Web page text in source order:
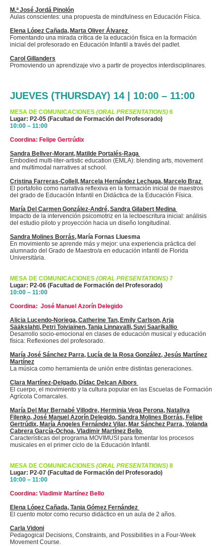
M.ª José Jordá Pinolón
Aulas conscientes: una propuesta de mindfulness en Educación Física.
Elena López Cañada, Marta Oliver Álvarez
Fomentando una mirada crítica de la educación física en la formación
inicial del profesorado en Educación Infantil a través del padlet
Carol Gillanders
Promoviendo un aprendizaje vivo a partir de proyectos interdisciplinares.
JUEVES (THURSDAY) 14 | 10:00 – 11:00
MESA DE COMUNICACIONES (ORAL PRESENTATIONS) 6
Lugar: P2-05 (Facultad de Formación del Profesorado)
10:00 – 11:00
Coordina: Felipe Gertrúdix
Sandra Bellver-Morant, Matilde Portalés-Raga
Embodied multi-liter-artistic education (EMLA): blending arts, movement
and multimodal narratives at school.
Cristina Farreras-Collell, Marcela Hernández Lechuga, Marcelo Braz
El portafolio como narrativa reflexiva en la formación inicial de maestros
del grado de Educación Infantil en Didáctica de la Educación Física.
María Del Carmen González-André, Sandra Gilabert Medina
Impacto de la intervención psicomotriz en la lectoescritura inicial: análisis
del estudio piloto y proyección hacia un diseño longitudinal.
Sandra Molines Borrás, María Fornas Lluesma
En movimiento se aprende más y mejor: una experiencia práctica del
alumnado del Grado de Maestro/a en educación infantil de Florida
Universitària
MESA DE COMUNICACIONES (ORAL PRESENTATIONS) 7
Lugar: P2-06 (Facultad de Formación del Profesorado)
10:00 – 11:00
Coordina: José Manuel Azorín Delegido
Alicia Lucendo-Noriega, Catherine Tan, Emily Carlson,Arja
Sääkslahti, Petri Toiviainen,Tanja Linnavalli,Suvi Saarikallio
Desarrollo socio-emocional en clases de educación musical y educación
física: Reflexiones del profesorado.
María José Sánchez Parra, Lucía de la Rosa González, Jesús Martínez
Martínez
La música como herramienta de unión entre distintas generaciones.
Clara Martínez-Delgado,Dídac Delcan Albors
El cuerpo, el movimiento y la cultura popular en las Escuelas de Formación
Agrícola Comarcales.
María Del Mar Bernabé Villodre, Herminia Vega Perona, Nataliya
Filenko, José Manuel Azorín Delegido, Sandra Molines Borrás, Felipe
Gertrúdix, María Ángeles Fernández Vilar, Mar Sánchez Parra, Yolanda
Cabrera García-Ochoa, Vladimir Martínez Bello
Características del programa MOVIMUSI para fomentar los procesos
musicales en el primer ciclo de la Educación Infantil.
MESA DE COMUNICACIONES (ORAL PRESENTATIONS) 8
Lugar: P2-07 (Facultad de Formación del Profesorado)
10:00 – 11:00
Coordina: Vladimir Martínez Bello
Elena López Cañada, Tania Gómez Fernández
El cuento motor como recurso didáctico en un aula de 2 años.
Carla Vidoni
Pedagogical Decisions, Constraints, and Possibilities in a Four-Week
Movement Course.